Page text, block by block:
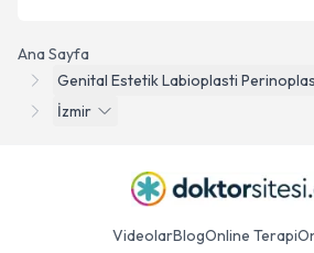
Ana Sayfa
Genital Estetik Labioplasti
İzmir
VideolarBlogOnline Terapi